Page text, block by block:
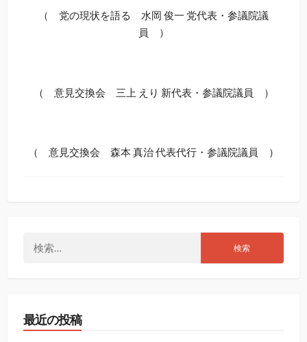
（ 党の現状を語る 水岡 俊一 党代表・参議院議
員 ）
（ 意見交換会 三上 えり 新代表・参議院議員 ）
（ 意見交換会 森本 真治 代表代行・参議院議員 ）
最近の投稿